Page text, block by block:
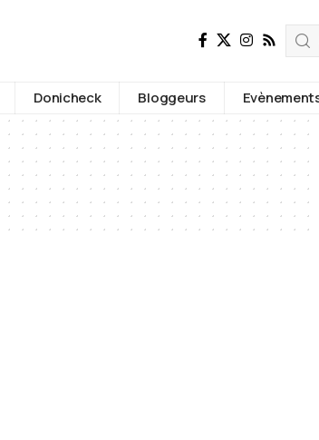
Donicheck Bloggeurs